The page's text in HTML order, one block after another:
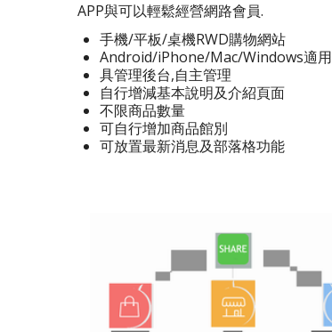
APP與可以輕鬆經營網路會員.
手機/平板/桌機RWD購物網站
Android/iPhone/Mac/Windows適用
具管理後台,自主管理
自行增減基本說明及介紹頁面
不限商品數量
可自行增加商品館別
可放置最新消息及部落格功能